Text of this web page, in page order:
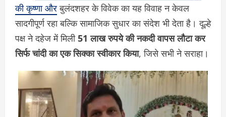
की कृष्णा औरबुलंदशहर के विवेक का यह विवाह न केवल
सादगीपूर्ण रहा बल्कि सामाजिक सुधार का संदेश भी देता है। दूल्हे
पक्ष ने दहेज में मिली51 लाख रुपये की नकदी वापस लौटा कर
सिर्फ चांदी का एक सिक्का स्वीकार किया, जिसे सभी ने सराहा।